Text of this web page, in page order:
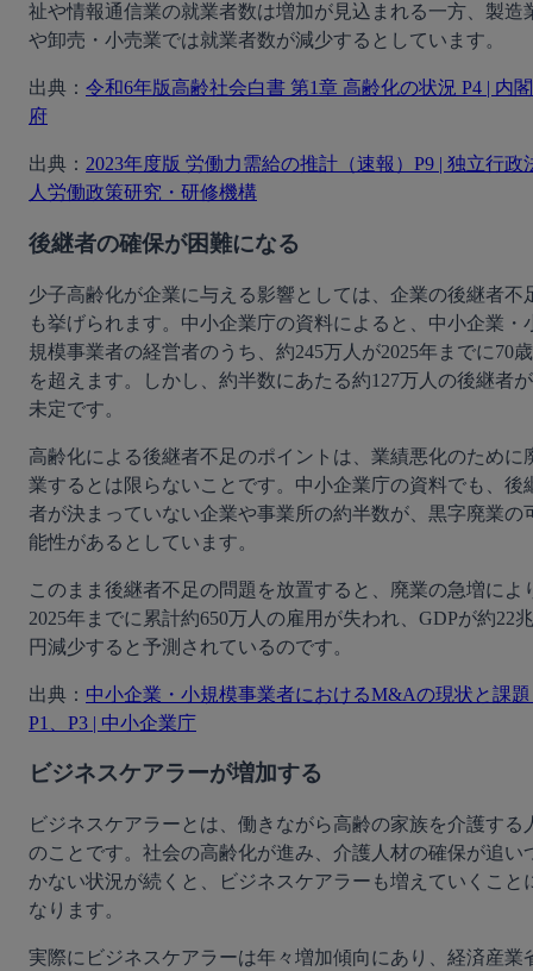
祉や情報通信業の就業者数は増加が見込まれる一方、製造
や卸売・小売業では就業者数が減少するとしています。
出典： 令和6年版高齢社会白書 第1章 高齢化の状況 P4 | 内閣
府
出典： 2023年度版 労働力需給の推計（速報）P9 | 独立行政
人労働政策研究・研修機構
後継者の確保が困難になる
少子高齢化が企業に与える影響としては、企業の後継者不
も挙げられます。中小企業庁の資料によると、中小企業・
規模事業者の経営者のうち、約245万人が2025年までに70歳
を超えます。しかし、約半数にあたる約127万人の後継者が
未定です。
高齢化による後継者不足のポイントは、業績悪化のために
業するとは限らないことです。中小企業庁の資料でも、後
者が決まっていない企業や事業所の約半数が、黒字廃業の
能性があるとしています。
このまま後継者不足の問題を放置すると、廃業の急増によ
2025年までに累計約650万人の雇用が失われ、GDPが約22兆
円減少すると予測されているのです。
出典： 中小企業・小規模事業者におけるM&Aの現状と課題
P1、P3 | 中小企業庁
ビジネスケアラーが増加する
ビジネスケアラーとは、働きながら高齢の家族を介護する
のことです。社会の高齢化が進み、介護人材の確保が追い
かない状況が続くと、ビジネスケアラーも増えていくこと
なります。
実際にビジネスケアラーは年々増加傾向にあり、経済産業